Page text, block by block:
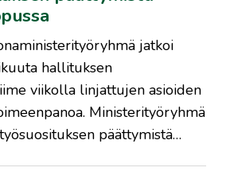
jatkoi
hallituksen
viikolla linjattujen asioiden
Ministerityöryhmä
päättymistä…